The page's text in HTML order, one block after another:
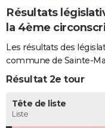
Bricolage
Lifestyle
Culture
Sport
Auto
Television
Voyage
Cinema
Résultats
la 4ème
Les résultats des
commune de Sainte-
Résultat 2e tour
Tête de liste
Liste